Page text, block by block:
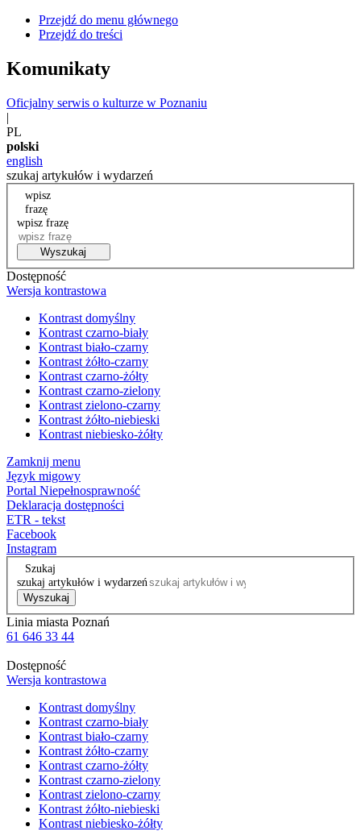
Przejdź do menu głównego
Przejdź do treści
Komunikaty
Oficjalny serwis o kulturze w Poznaniu
|
PL
polski
english
szukaj artykułów i wydarzeń
wpisz
frazę
wpisz frazę
Wyszukaj
Dostępność
Wersja kontrastowa
Kontrast domyślny
Kontrast czarno-biały
Kontrast biało-czarny
Kontrast żółto-czarny
Kontrast czarno-żółty
Kontrast czarno-zielony
Kontrast zielono-czarny
Kontrast żółto-niebieski
Kontrast niebiesko-żółty
Zamknij menu
Język migowy
Portal Niepełnosprawność
Deklaracja dostępności
ETR - tekst
Facebook
Instagram
Szukaj
szukaj artykułów i wydarzeń
Wyszukaj
Linia miasta Poznań
61 646 33 44
Dostępność
Wersja kontrastowa
Kontrast domyślny
Kontrast czarno-biały
Kontrast biało-czarny
Kontrast żółto-czarny
Kontrast czarno-żółty
Kontrast czarno-zielony
Kontrast zielono-czarny
Kontrast żółto-niebieski
Kontrast niebiesko-żółty